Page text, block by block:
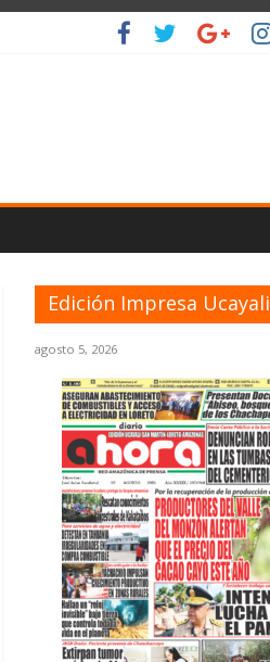
Edición Impresa Ucayali
agosto 5, 2026